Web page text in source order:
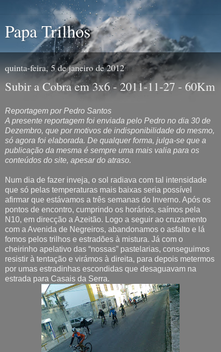
Papa Trilhos
quinta-feira, 5 de janeiro de 2012
Subir a Cobra em 3x6 - 2011-11-27 - 60Km
Reportagem por Pedro Santos
A presente reportagem foi enviada pelo Pedro no dia 30 de
Dezembro, que por motivos de indisponibilidade do mesmo,
só agora foi elaborada. De qualquer forma, julga-se que a
publicação da mesma é sempre uma mais valia para os
conteúdos do site, apesar do atraso.
Num dia de fazer inveja, o sol radiava com tal intensidade
que só pelas temperaturas mais baixas seria possível
afirmar que estávamos a três semanas do Inverno. Após os
pontos de encontro, cumprindo os horários, saímos pela
N10, em direcção a Azeitão. Logo a seguir ao cruzamento
com a Avenida de Negreiros, abandonamos o asfalto e lá
fomos pelos trilhos e estradões à mistura. Já com o
cheirinho apelativo das “nossas” pastelarias, conseguimos
resistir à tentação e virámos à direita, para depois metermos
por umas estradinhas escondidas que desaguavam na
estrada para Casais da Serra.